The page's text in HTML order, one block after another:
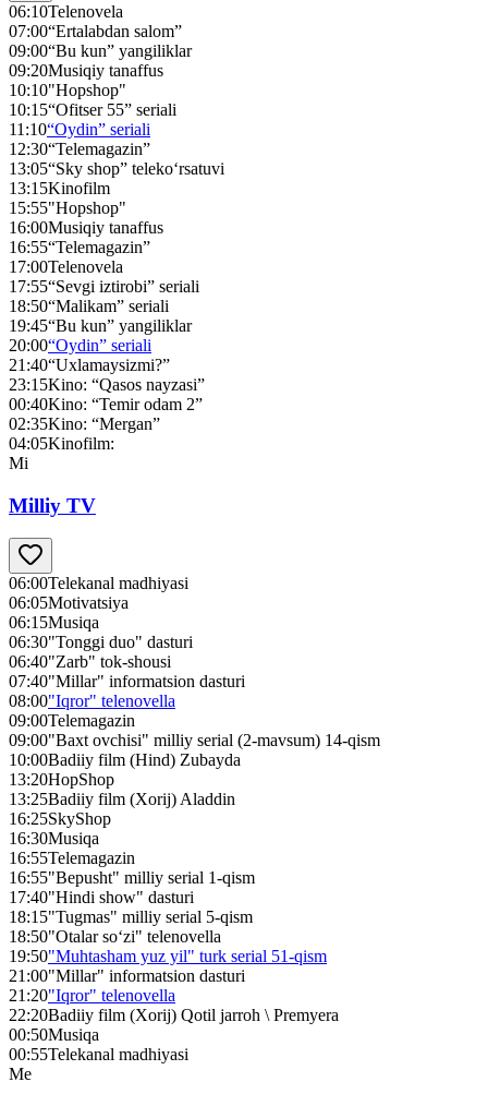
06:10Telenovela
07:00“Ertalabdan salom”
09:00“Bu kun” yangiliklar
09:20Musiqiy tanaffus
10:10"Hopshop"
10:15“Ofitser 55” seriali
11:10“Oydin” seriali
12:30“Telemagazin”
13:05“Sky shop” teleko‘rsatuvi
13:15Kinofilm
15:55"Hopshop"
16:00Musiqiy tanaffus
16:55“Telemagazin”
17:00Telenovela
17:55“Sevgi iztirobi” seriali
18:50“Malikam” seriali
19:45“Bu kun” yangiliklar
20:00“Oydin” seriali
21:40“Uxlamaysizmi?”
23:15Kino: “Qasos nayzasi”
00:40Kino: “Temir odam 2”
02:35Kino: “Mergan”
04:05Kinofilm:
Mi
Milliy TV
06:00Telekanal madhiyasi
06:05Motivatsiya
06:15Musiqa
06:30"Tonggi duo" dasturi
06:40"Zarb" tok-shousi
07:40"Millar" informatsion dasturi
08:00"Iqror" telenovella
09:00Telemagazin
09:00"Baxt ovchisi" milliy serial (2-mavsum) 14-qism
10:00Badiiy film (Hind) Zubayda
13:20HopShop
13:25Badiiy film (Xorij) Aladdin
16:25SkyShop
16:30Musiqa
16:55Telemagazin
16:55"Bepusht" milliy serial 1-qism
17:40"Hindi show" dasturi
18:15"Tugmas" milliy serial 5-qism
18:50"Otalar so‘zi" telenovella
19:50"Muhtasham yuz yil" turk serial 51-qism
21:00"Millar" informatsion dasturi
21:20"Iqror" telenovella
22:20Badiiy film (Xorij) Qotil jarroh \ Premyera
00:50Musiqa
00:55Telekanal madhiyasi
Me